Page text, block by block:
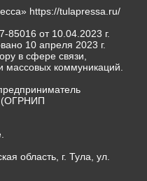
https://tulapressa.ru/
от 10.04.2023 г.
10 апреля 2023 г.
в сфере связи,
массовых коммуникаций.
(ОГРНИП
область, г. Тула, ул.